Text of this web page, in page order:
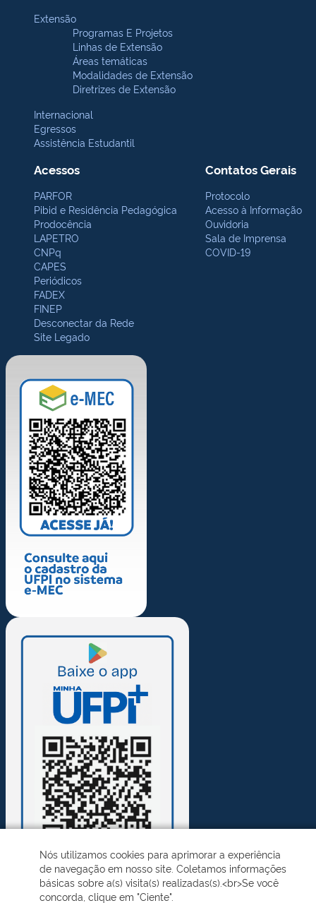
Extensão
Programas E Projetos
Linhas de Extensão
Áreas temáticas
Modalidades de Extensão
Diretrizes de Extensão
Internacional
Egressos
Assistência Estudantil
Acessos
PARFOR
Pibid e Residência Pedagógica
Prodocência
LAPETRO
CNPq
CAPES
Periódicos
FADEX
FINEP
Desconectar da Rede
Site Legado
Contatos Gerais
Protocolo
Acesso à Informação
Ouvidoria
Sala de Imprensa
COVID-19
Nós utilizamos cookies para aprimorar a experiência
de navegação em nosso site. Coletamos informações
básicas sobre a(s) visita(s) realizadas(s).<br>Se você
concorda, clique em "Ciente".